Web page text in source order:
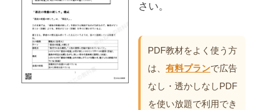
さい。
PDF教材をよく使う方
は、 有料プランで広告
なし・透かしなしPDF
を使い放題で利用でき